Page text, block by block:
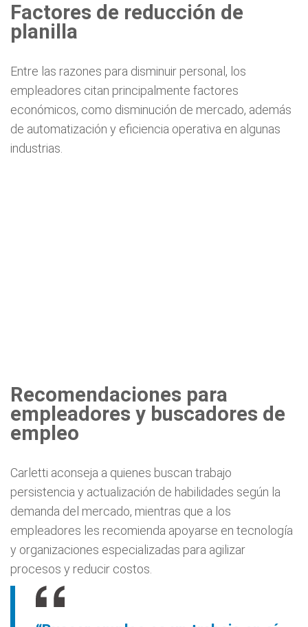
Factores de reducción de
planilla
Entre las razones para disminuir personal, los
empleadores citan principalmente factores
económicos, como disminución de mercado, además
de automatización y eficiencia operativa en algunas
industrias.
Recomendaciones para
empleadores y buscadores de
empleo
Carletti aconseja a quienes buscan trabajo
persistencia y actualización de habilidades según la
demanda del mercado, mientras que a los
empleadores les recomienda apoyarse en tecnología
y organizaciones especializadas para agilizar
procesos y reducir costos.